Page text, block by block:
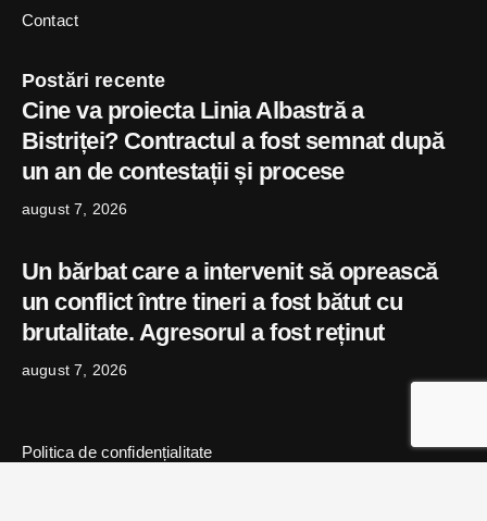
Contact
Postări recente
Cine va proiecta Linia Albastră a
Bistriței? Contractul a fost semnat după
un an de contestații și procese
august 7, 2026
Un bărbat care a intervenit să oprească
un conflict între tineri a fost bătut cu
brutalitate. Agresorul a fost reținut
august 7, 2026
Politica de confidențialitate